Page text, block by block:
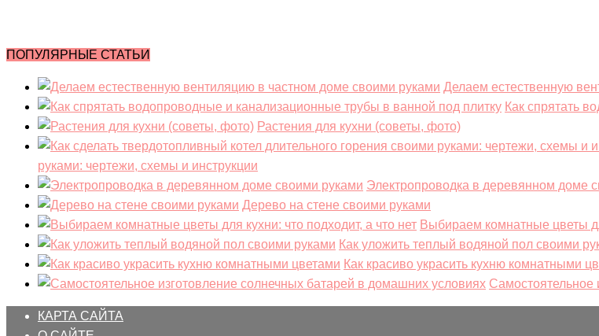
ПОПУЛЯРНЫЕ СТАТЬИ
Делаем естественную
Как спрятать
Растения для кухни (советы, фото)
руками: чертежи, схемы и инструкции
Электропроводка в деревянном доме
Дерево на стене своими руками
Выбираем комнатные цветы
Как уложить теплый водяной пол своими
Как красиво украсить кухню комнатными
Самостоятельное
КАРТА САЙТА